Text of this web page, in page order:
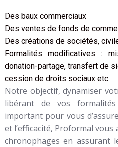
Des baux commerciaux
Des ventes de fonds de
Des créations de sociétés,
Formalités modificatives :
donation-partage, transfert de
cession de droits sociaux etc.
Notre objectif, dynamiser
libérant de vos
important pour vous
et l’efficacité, Proformal vous
chronophages en assurant